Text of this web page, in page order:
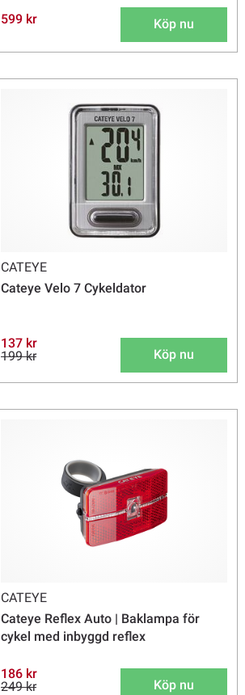
599 kr Köp nu
CATEYE
Cateye Velo 7 Cykeldator
137 kr
199 kr
Köp nu
CATEYE
Cateye Reflex Auto | Baklampa för
cykel med inbyggd reflex
186 kr
249 kr
Köp nu